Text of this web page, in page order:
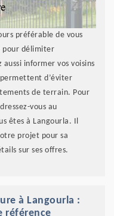
préférable de vous
pour délimiter
informer vos voisins
d’éviter
de terrain. Pour
vous au
êtes à Langourla. Il
projet pour sa
sur ses offres.
à Langourla :
référence